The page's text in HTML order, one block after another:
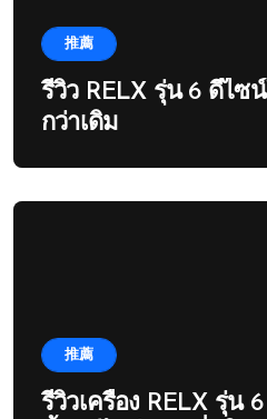
推薦
รีวิว RELX รุ่น 6 ดีไซ
กว่าเดิม
推薦
รีวิวเครื่อง RELX รุ่น